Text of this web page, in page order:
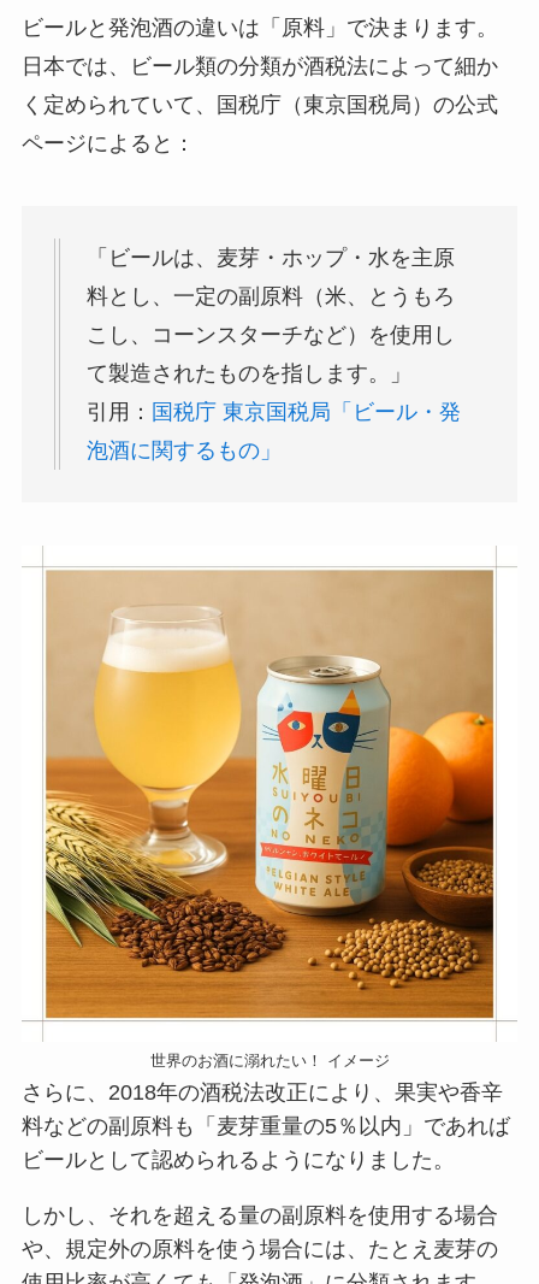
ビールと発泡酒の違いは「原料」で決まります。
日本では、ビール類の分類が酒税法によって細か
く定められていて、国税庁（東京国税局）の公式
ページによると：
「ビールは、麦芽・ホップ・水を主原
料とし、一定の副原料（米、とうもろ
こし、コーンスターチなど）を使用し
て製造されたものを指します。」
引用： 国税庁 東京国税局「ビール・発
泡酒に関するもの」
世界のお酒に溺れたい！ イメージ
さらに、2018年の酒税法改正により、果実や香辛
料などの副原料も「麦芽重量の5％以内」であれば
ビールとして認められるようになりました。
しかし、それを超える量の副原料を使用する場合
や、規定外の原料を使う場合には、たとえ麦芽の